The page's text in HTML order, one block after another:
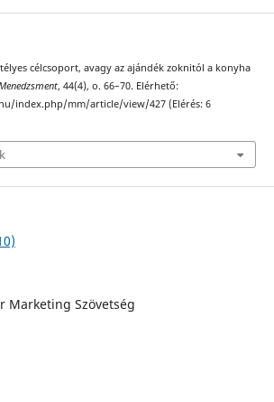
célcsoport, avagy az ajándék zoknitól a konyha
, 44(4), o. 66–70. Elérhető:
index.php/mm/article/view/427 (Elérés: 6
Marketing Szövetség